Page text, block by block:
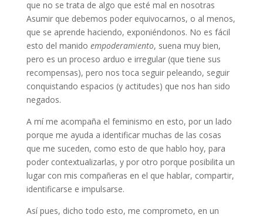
que no se trata de algo que esté mal en nosotras
Asumir que debemos poder equivocarnos, o al menos,
que se aprende haciendo, exponiéndonos. No es fácil
esto del manido empoderamiento, suena muy bien,
pero es un proceso arduo e irregular (que tiene sus
recompensas), pero nos toca seguir peleando, seguir
conquistando espacios (y actitudes) que nos han sido
negados.
A mí me acompaña el feminismo en esto, por un lado
porque me ayuda a identificar muchas de las cosas
que me suceden, como esto de que hablo hoy, para
poder contextualizarlas, y por otro porque posibilita un
lugar con mis compañeras en el que hablar, compartir,
identificarse e impulsarse.
Así pues, dicho todo esto, me comprometo, en un